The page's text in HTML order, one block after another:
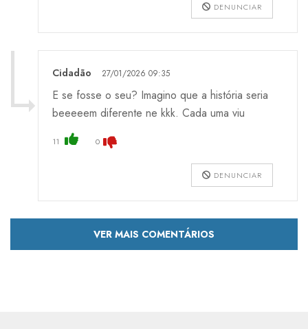
DENUNCIAR
Cidadão 27/01/2026 09:35
E se fosse o seu? Imagino que a história seria
beeeeem diferente ne kkk. Cada uma viu
11 0
DENUNCIAR
VER MAIS COMENTÁRIOS